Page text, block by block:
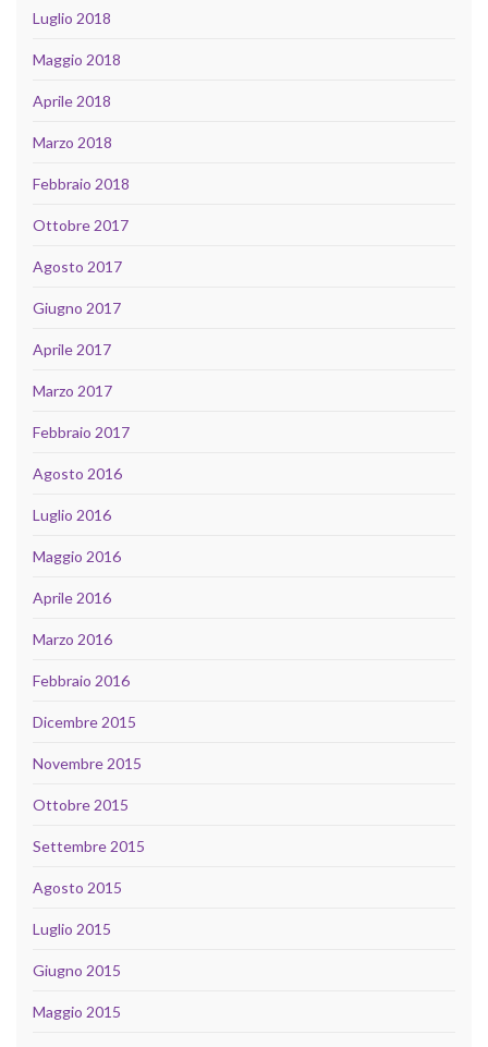
Luglio 2018
Maggio 2018
Aprile 2018
Marzo 2018
Febbraio 2018
Ottobre 2017
Agosto 2017
Giugno 2017
Aprile 2017
Marzo 2017
Febbraio 2017
Agosto 2016
Luglio 2016
Maggio 2016
Aprile 2016
Marzo 2016
Febbraio 2016
Dicembre 2015
Novembre 2015
Ottobre 2015
Settembre 2015
Agosto 2015
Luglio 2015
Giugno 2015
Maggio 2015